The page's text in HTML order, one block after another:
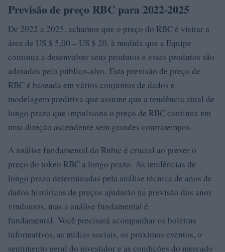
Previsão de preço RBC para 2022-2025
De 2022 a 2025, achamos que o preço do RBC é visitar a
área de US $ 5,00 – US $ 20, à medida que a Equipe
continua a desenvolver seus produtos e esses produtos são
adotados pelo público-alvo. Esta previsão de preço de
RBC é baseada em vários conjuntos de dados e
modelagem preditiva que assume que a tendência atual de
longo prazo que impulsiona o preço de RBC continua em
uma direção ascendente sem grandes contratempos.
A análise fundamental do Rubic é crucial ao prever o
preço do token RBC a longo prazo. As tendências de
longo prazo determinadas pela análise técnica de anos de
dados históricos de preços ajudarão na previsão dos anos
vindouros, mas a análise fundamental é
fundamental. Você precisará acompanhar os boletins
informativos, as mídias sociais, os próximos eventos, o
sentimento geral do investidor e as condições do mercado